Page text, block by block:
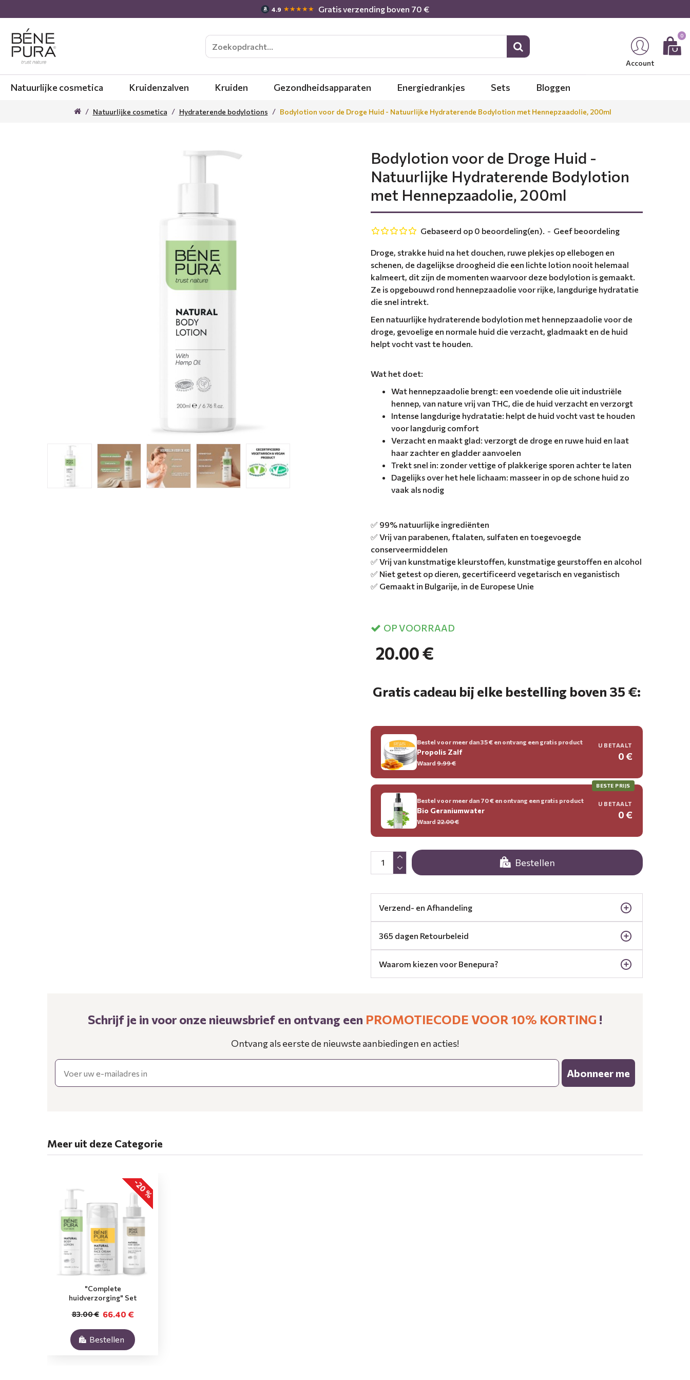
4.9 ★★★★★ Gratis verzending boven 70 €
Account
0
Natuurlijke cosmetica Kruidenzalven Kruiden Gezondheidsapparaten Energiedrankjes Sets Bloggen
Natuurlijke cosmetica Hydraterende bodylotions Bodylotion voor de Droge Huid - Natuurlijke Hydraterende Bodylotion met Hennepzaadolie, 200ml
Bodylotion voor de Droge Huid -
Natuurlijke Hydraterende Bodylotion
met Hennepzaadolie, 200ml
Droge, strakke huid na het douchen, ruwe plekjes op ellebogen en
schenen, de dagelijkse droogheid die een lichte lotion nooit helemaal
kalmeert, dit zijn de momenten waarvoor deze bodylotion is gemaakt.
Ze is opgebouwd rond hennepzaadolie voor rijke, langdurige hydratatie
die snel intrekt.
Een natuurlijke hydraterende bodylotion met hennepzaadolie voor de
droge, gevoelige en normale huid die verzacht, gladmaakt en de huid
helpt vocht vast te houden.
Wat het doet:
Wat hennepzaadolie brengt: een voedende olie uit industriële
hennep, van nature vrij van THC, die de huid verzacht en verzorgt
Intense langdurige hydratatie: helpt de huid vocht vast te houden
voor langdurig comfort
Verzacht en maakt glad: verzorgt de droge en ruwe huid en laat
haar zachter en gladder aanvoelen
Trekt snel in: zonder vettige of plakkerige sporen achter te laten
Dagelijks over het hele lichaam: masseer in op de schone huid zo
vaak als nodig
✅ 99% natuurlijke ingrediënten
✅ Vrij van parabenen, ftalaten, sulfaten en toegevoegde
conserveermiddelen
✅ Vrij van kunstmatige kleurstoffen, kunstmatige geurstoffen en alcohol
✅ Niet getest op dieren, gecertificeerd vegetarisch en veganistisch
✅ Gemaakt in Bulgarije, in de Europese Unie
OP VOORRAAD
Gebaseerd op 0 beoordeling(en). - Geef beoordeling
20.00 €
Bestellen
Gratis cadeau bij elke bestelling boven 35 €:
Bestel voor meer dan 35 € en ontvang een gratis product
Propolis Zalf
Waard 9.99€
U BETAALT
0 €
BESTE PRIJS
Bestel voor meer dan 70 € en ontvang een gratis product
Bio Geraniumwater
Waard 22.00€
U BETAALT
0 €
Verzend- en Afhandeling
365 dagen Retourbeleid
Waarom kiezen voor Benepura?
Schrijf je in voor onze nieuwsbrief en ontvang een PROMOTIECODE VOOR 10% KORTING ​ !
Ontvang als eerste de nieuwste aanbiedingen en acties!
Email
Abonneer me
Meer uit deze Categorie
-20 %
"Complete
huidverzorging" Set
66.40 €
83.00 €
Bestellen